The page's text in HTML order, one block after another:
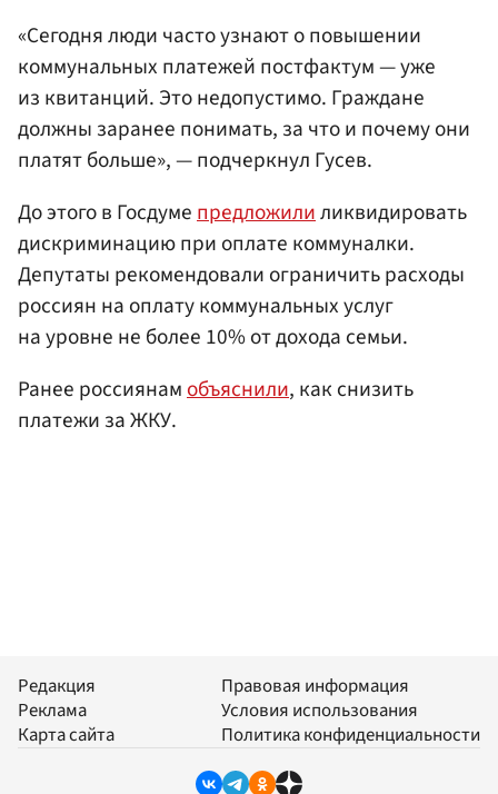
«Сегодня люди часто узнают о повышении
коммунальных платежей постфактум — уже
из квитанций. Это недопустимо. Граждане
должны заранее понимать, за что и почему они
платят больше», — подчеркнул Гусев.
До этого в Госдумепредложилиликвидировать
дискриминацию при оплате коммуналки.
Депутаты рекомендовали ограничить расходы
россиян на оплату коммунальных услуг
на уровне не более 10% от дохода семьи.
Ранее россиянамобъяснили, как снизить
платежи за ЖКУ.
Редакция
Реклама
Карта сайта
Правовая информация
Условия использования
Политика конфиденциальности